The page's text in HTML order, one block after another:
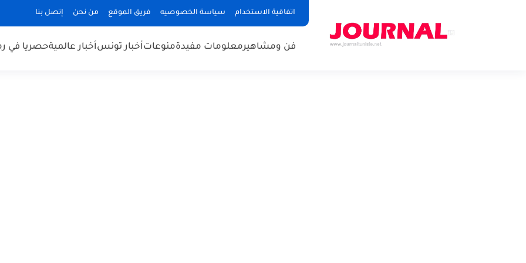
اتفاقية الاستخدام سياسة الخصوصيه فريق الموقع من نحن إتصل بنا
فن ومشاهيرمعلومات مفيدةمنوعاتأخبار تونسأخبار عالميةحصريا في